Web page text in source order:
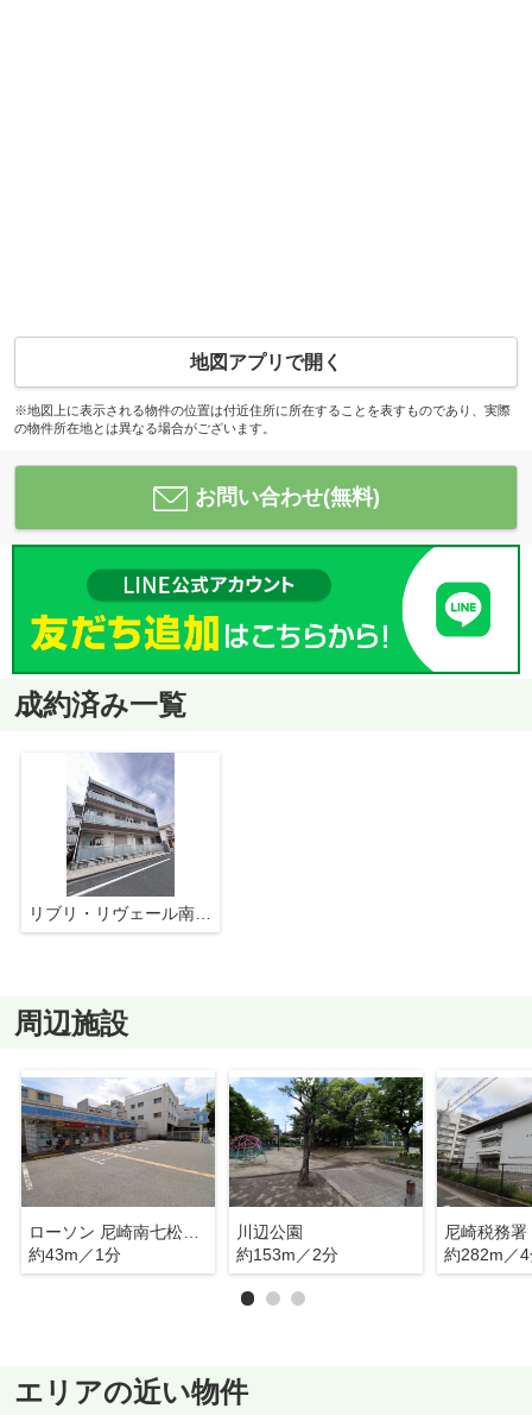
地図アプリで開く
※地図上に表示される物件の位置は付近住所に所在することを表すものであり、実際
の物件所在地とは異なる場合がございます。
お問い合わせ(無料)
成約済み一覧
リブリ・リヴェール南七松町
周辺施設
ローソン 尼崎南七松町一丁目店
約43m／1分
川辺公園
約153m／2分
尼崎税務署
約282m／
エリアの近い物件